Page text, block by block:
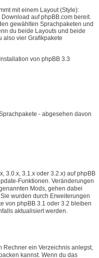
mit einem Layout (Style):
auf phpBB.com bereit.
gewählten Sprachpaketen und
du beide Layouts und beide
also vier Grafikpakete
von phpBB 3.3
- abgesehen davon
3.0.x, 3.1.x oder 3.2.x) auf phpBB
Funktionen. Veränderungen
Mods, gehen dabei
wurden durch Erweiterungen
von phpBB 3.1 oder 3.2 bleiben
aktualisiert werden.
Rechner ein Verzeichnis anlegst,
kannst. Wenn du das